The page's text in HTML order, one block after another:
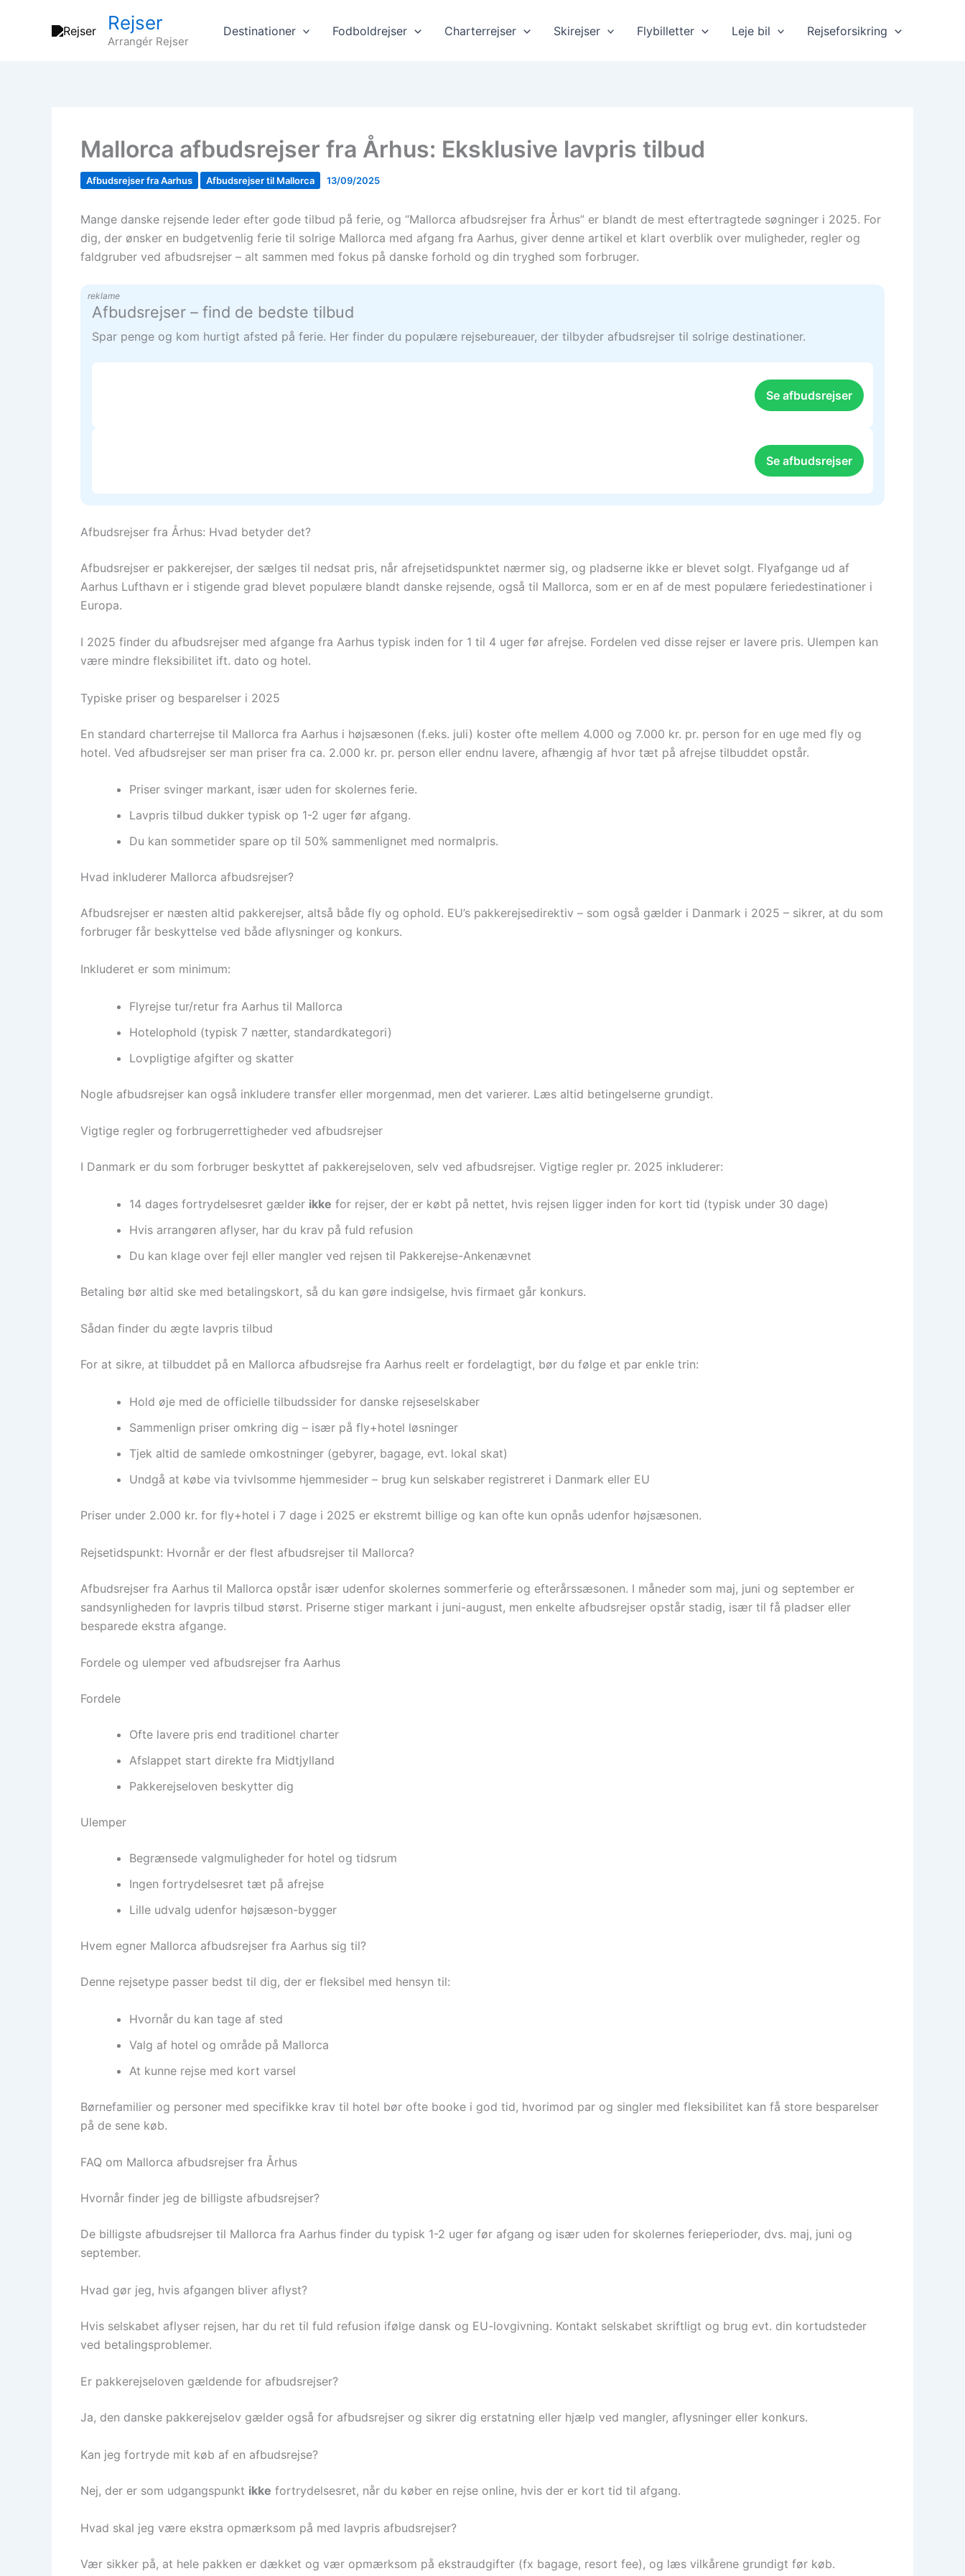
Rejser
Arrangér Rejser
Destinationer Fodboldrejser Charterrejser Skirejser Flybilletter Leje bil Rejseforsikring
Mallorca afbudsrejser fra Århus: Eksklusive lavpris tilbud
Afbudsrejser fra Aarhus Afbudsrejser til Mallorca 13/09/2025
Mange danske rejsende leder efter gode tilbud på ferie, og “Mallorca afbudsrejser fra Århus” er blandt de mest eftertragtede søgninger i 2025. For
dig, der ønsker en budgetvenlig ferie til solrige Mallorca med afgang fra Aarhus, giver denne artikel et klart overblik over muligheder, regler og
faldgruber ved afbudsrejser – alt sammen med fokus på danske forhold og din tryghed som forbruger.
reklame
Afbudsrejser – find de bedste tilbud
Spar penge og kom hurtigt afsted på ferie. Her finder du populære rejsebureauer, der tilbyder afbudsrejser til solrige destinationer.
Se afbudsrejser
Se afbudsrejser
Afbudsrejser fra Århus: Hvad betyder det?
Afbudsrejser er pakkerejser, der sælges til nedsat pris, når afrejsetidspunktet nærmer sig, og pladserne ikke er blevet solgt. Flyafgange ud af
Aarhus Lufthavn er i stigende grad blevet populære blandt danske rejsende, også til Mallorca, som er en af de mest populære feriedestinationer i
Europa.
I 2025 finder du afbudsrejser med afgange fra Aarhus typisk inden for 1 til 4 uger før afrejse. Fordelen ved disse rejser er lavere pris. Ulempen kan
være mindre fleksibilitet ift. dato og hotel.
Typiske priser og besparelser i 2025
En standard charterrejse til Mallorca fra Aarhus i højsæsonen (f.eks. juli) koster ofte mellem 4.000 og 7.000 kr. pr. person for en uge med fly og
hotel. Ved afbudsrejser ser man priser fra ca. 2.000 kr. pr. person eller endnu lavere, afhængig af hvor tæt på afrejse tilbuddet opstår.
Priser svinger markant, især uden for skolernes ferie.
Lavpris tilbud dukker typisk op 1-2 uger før afgang.
Du kan sommetider spare op til 50% sammenlignet med normalpris.
Hvad inkluderer Mallorca afbudsrejser?
Afbudsrejser er næsten altid pakkerejser, altså både fly og ophold. EU’s pakkerejsedirektiv – som også gælder i Danmark i 2025 – sikrer, at du som
forbruger får beskyttelse ved både aflysninger og konkurs.
Inkluderet er som minimum:
Flyrejse tur/retur fra Aarhus til Mallorca
Hotelophold (typisk 7 nætter, standardkategori)
Lovpligtige afgifter og skatter
Nogle afbudsrejser kan også inkludere transfer eller morgenmad, men det varierer. Læs altid betingelserne grundigt.
Vigtige regler og forbrugerrettigheder ved afbudsrejser
I Danmark er du som forbruger beskyttet af pakkerejseloven, selv ved afbudsrejser. Vigtige regler pr. 2025 inkluderer:
14 dages fortrydelsesret gælder ikke for rejser, der er købt på nettet, hvis rejsen ligger inden for kort tid (typisk under 30 dage)
Hvis arrangøren aflyser, har du krav på fuld refusion
Du kan klage over fejl eller mangler ved rejsen til Pakkerejse-Ankenævnet
Betaling bør altid ske med betalingskort, så du kan gøre indsigelse, hvis firmaet går konkurs.
Sådan finder du ægte lavpris tilbud
For at sikre, at tilbuddet på en Mallorca afbudsrejse fra Aarhus reelt er fordelagtigt, bør du følge et par enkle trin:
Hold øje med de officielle tilbudssider for danske rejseselskaber
Sammenlign priser omkring dig – især på fly+hotel løsninger
Tjek altid de samlede omkostninger (gebyrer, bagage, evt. lokal skat)
Undgå at købe via tvivlsomme hjemmesider – brug kun selskaber registreret i Danmark eller EU
Priser under 2.000 kr. for fly+hotel i 7 dage i 2025 er ekstremt billige og kan ofte kun opnås udenfor højsæsonen.
Rejsetidspunkt: Hvornår er der flest afbudsrejser til Mallorca?
Afbudsrejser fra Aarhus til Mallorca opstår især udenfor skolernes sommerferie og efterårssæsonen. I måneder som maj, juni og september er
sandsynligheden for lavpris tilbud størst. Priserne stiger markant i juni-august, men enkelte afbudsrejser opstår stadig, især til få pladser eller
besparede ekstra afgange.
Fordele og ulemper ved afbudsrejser fra Aarhus
Fordele
Ofte lavere pris end traditionel charter
Afslappet start direkte fra Midtjylland
Pakkerejseloven beskytter dig
Ulemper
Begrænsede valgmuligheder for hotel og tidsrum
Ingen fortrydelsesret tæt på afrejse
Lille udvalg udenfor højsæson-bygger
Hvem egner Mallorca afbudsrejser fra Aarhus sig til?
Denne rejsetype passer bedst til dig, der er fleksibel med hensyn til:
Hvornår du kan tage af sted
Valg af hotel og område på Mallorca
At kunne rejse med kort varsel
Børnefamilier og personer med specifikke krav til hotel bør ofte booke i god tid, hvorimod par og singler med fleksibilitet kan få store besparelser
på de sene køb.
FAQ om Mallorca afbudsrejser fra Århus
Hvornår finder jeg de billigste afbudsrejser?
De billigste afbudsrejser til Mallorca fra Aarhus finder du typisk 1-2 uger før afgang og især uden for skolernes ferieperioder, dvs. maj, juni og
september.
Hvad gør jeg, hvis afgangen bliver aflyst?
Hvis selskabet aflyser rejsen, har du ret til fuld refusion ifølge dansk og EU-lovgivning. Kontakt selskabet skriftligt og brug evt. din kortudsteder
ved betalingsproblemer.
Er pakkerejseloven gældende for afbudsrejser?
Ja, den danske pakkerejselov gælder også for afbudsrejser og sikrer dig erstatning eller hjælp ved mangler, aflysninger eller konkurs.
Kan jeg fortryde mit køb af en afbudsrejse?
Nej, der er som udgangspunkt ikke fortrydelsesret, når du køber en rejse online, hvis der er kort tid til afgang.
Hvad skal jeg være ekstra opmærksom på med lavpris afbudsrejser?
Vær sikker på, at hele pakken er dækket og vær opmærksom på ekstraudgifter (fx bagage, resort fee), og læs vilkårene grundigt før køb.